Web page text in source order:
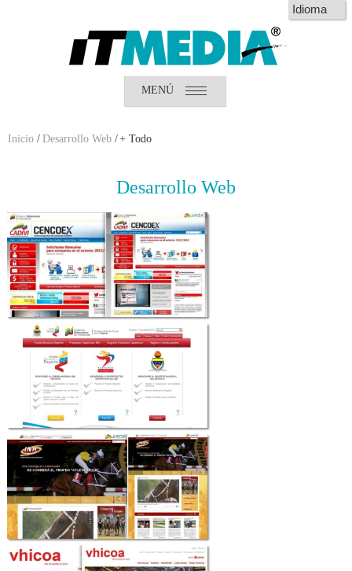
MENÚ
Inicio ¿Quiénes somos?
Contáctenos
Inicio/ Desarrollo Web /+ Todo
Desarrollo Web